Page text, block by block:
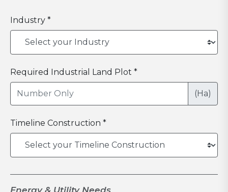
Industry *
Required Industrial Land Plot *
(Ha)
Timeline Construction *
Energy & Utility Needs